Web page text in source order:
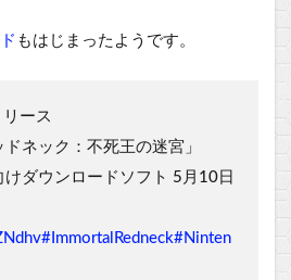
もはじまったようです。
ース
ドネック：不死王の迷宮」
ダウンロードソフト 5月10日
#ImmortalRedneck#Ninten